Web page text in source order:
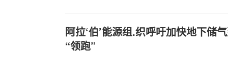
阿拉‘伯’能源组.织呼吁加快地下储
“领跑”